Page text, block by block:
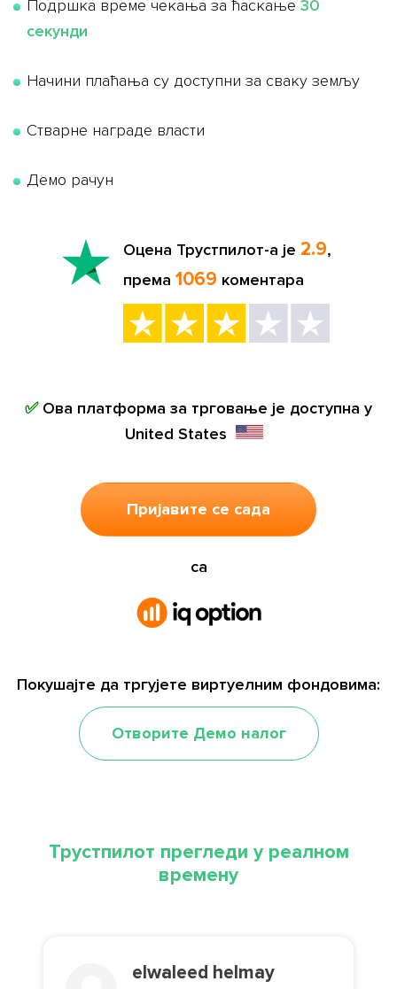
Подршка време чекања за ћаскање 30
секунди
Начини плаћања су доступни за сваку земљу
Стварне награде власти
Демо рачун
Оцена Трустпилот-а је 2.9,
према 1069 коментара
✅Ова платформа за трговање је доступна у
United States
Пријавите се сада
са
Покушајте да тргујете виртуелним фондовима:
Отворите Демо налог
Трустпилот прегледи у реалном
времену
elwaleed helmay